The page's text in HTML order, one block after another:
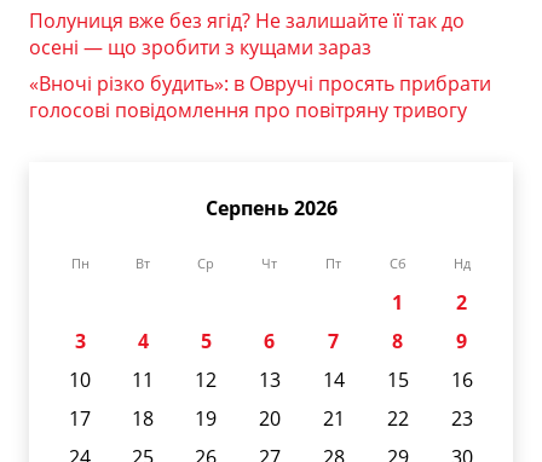
Полуниця вже без ягід? Не залишайте її так до
осені — що зробити з кущами зараз
«Вночі різко будить»: в Овручі просять прибрати
голосові повідомлення про повітряну тривогу
Серпень 2026
Пн Вт Ср Чт Пт Сб Нд
1
2
3
4 5 6 7 8
9
10
11 12 13 14 15
16
17
18 19 20 21 22
23